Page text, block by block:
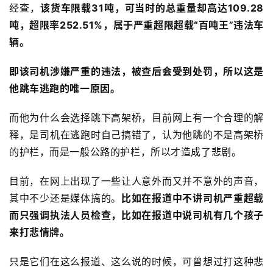
经查， 该货车限载31吨，可当时的总重量却高达109.28
吨，超限率252.51%，属于严重超限超载“百吨王”违法车
辆。
即该司机涉嫌严重的违法，被查后会受到处罚，所以这是
他跳车逃跑的唯一原因。
而他为什么会选择跳下高架桥，目前网上有一个合理的解
释，是司机在逃跑时自己搞错了，认为他跳的不是高架桥
的护栏，而是一般公路的护栏，所以才造成了悲剧。
目前，在网上出现了一些让人意外而又并不意外的声音，
其中不少还是媒体搞的。 比如在报道中不讲司机严重超载
而只强调执法人员检查，比如在报道中说司机有几个孩子
来打悲情牌。
只是它们在这么报道、这么说的时候，可曾想过打这种悲